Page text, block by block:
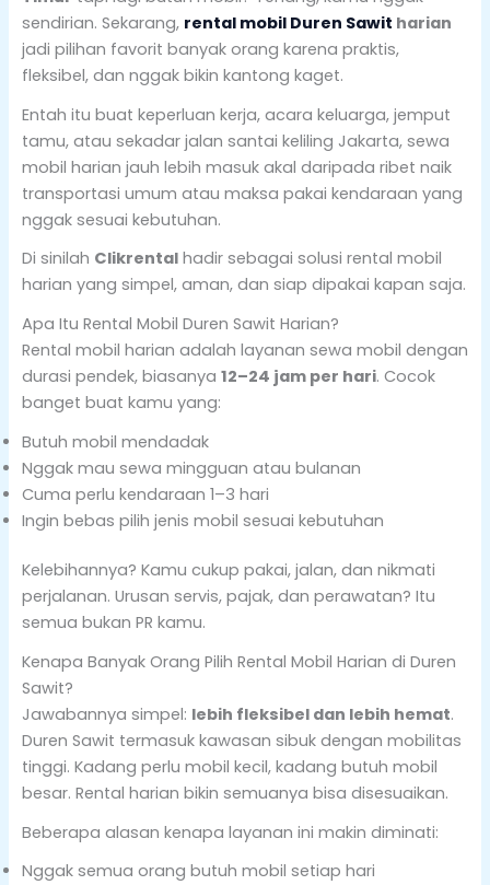
sendirian. Sekarang, rental mobil Duren Sawit harian
jadi pilihan favorit banyak orang karena praktis,
fleksibel, dan nggak bikin kantong kaget.
Entah itu buat keperluan kerja, acara keluarga, jemput
tamu, atau sekadar jalan santai keliling Jakarta, sewa
mobil harian jauh lebih masuk akal daripada ribet naik
transportasi umum atau maksa pakai kendaraan yang
nggak sesuai kebutuhan.
Di sinilah Clikrentalhadir sebagai solusi rental mobil
harian yang simpel, aman, dan siap dipakai kapan saja.
Apa Itu Rental Mobil Duren Sawit Harian?
Rental mobil harian adalah layanan sewa mobil dengan
durasi pendek, biasanya 12–24 jam per hari. Cocok
banget buat kamu yang:
Butuh mobil mendadak
Nggak mau sewa mingguan atau bulanan
Cuma perlu kendaraan 1–3 hari
Ingin bebas pilih jenis mobil sesuai kebutuhan
Kelebihannya? Kamu cukup pakai, jalan, dan nikmati
perjalanan. Urusan servis, pajak, dan perawatan? Itu
semua bukan PR kamu.
Kenapa Banyak Orang Pilih Rental Mobil Harian di Duren
Sawit?
Jawabannya simpel: lebih fleksibel dan lebih hemat.
Duren Sawit termasuk kawasan sibuk dengan mobilitas
tinggi. Kadang perlu mobil kecil, kadang butuh mobil
besar. Rental harian bikin semuanya bisa disesuaikan.
Beberapa alasan kenapa layanan ini makin diminati:
Nggak semua orang butuh mobil setiap hari